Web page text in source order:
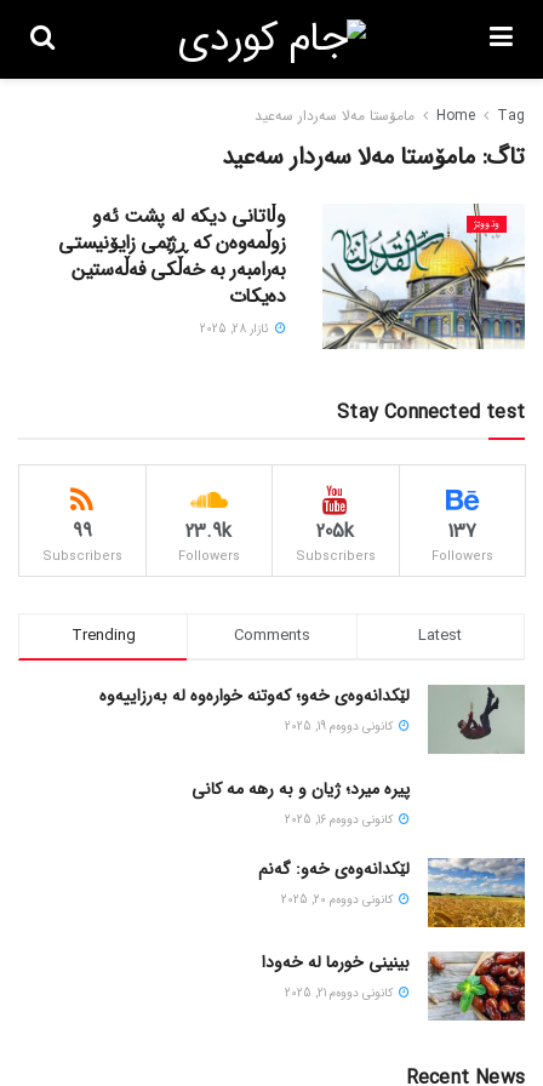
Home Tag مامۆستا مەلا سەردار سەعید
تاگ: مامۆستا مەلا سەردار سەعید
وتووێژ
وڵاتانی دیکە لە پشت ئەو
زوڵمەوەن کە ڕژێمی زایۆنیستی
بەرامبەر بە خەڵکی فەڵەستین
دەیکات
ئازار 28, 2025
Stay Connected test
137
Followers
205k
Subscribers
23.9k
Followers
99
Subscribers
Trending Comments Latest
لێکدانەوەی خەو؛ کەوتنە خوارەوە لە بەرزاییەوە
كانونی دووه‌م 19, 2025
پیره میرد؛ ژیان و به رهه مه کانی
كانونی دووه‌م 16, 2025
لێکدانەوەی خەو: گەنم
كانونی دووه‌م 20, 2025
بینینی خورما لە خەودا
كانونی دووه‌م 21, 2025
Recent News